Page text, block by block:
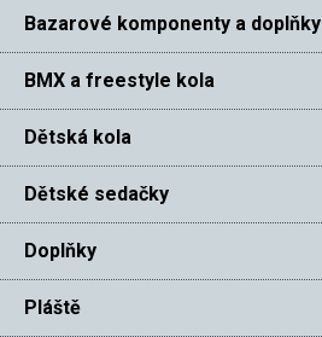
Bazarové komponenty a doplňky
BMX a freestyle kola
Dětská kola
Dětské sedačky
Doplňky
Pláště